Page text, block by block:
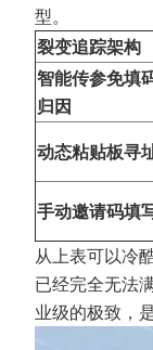
型。
裂变追踪架构
智能传参免填
归因
动态粘贴板寻
手动邀请码填
从上表可以冷
已经完全无法
业级的极致，